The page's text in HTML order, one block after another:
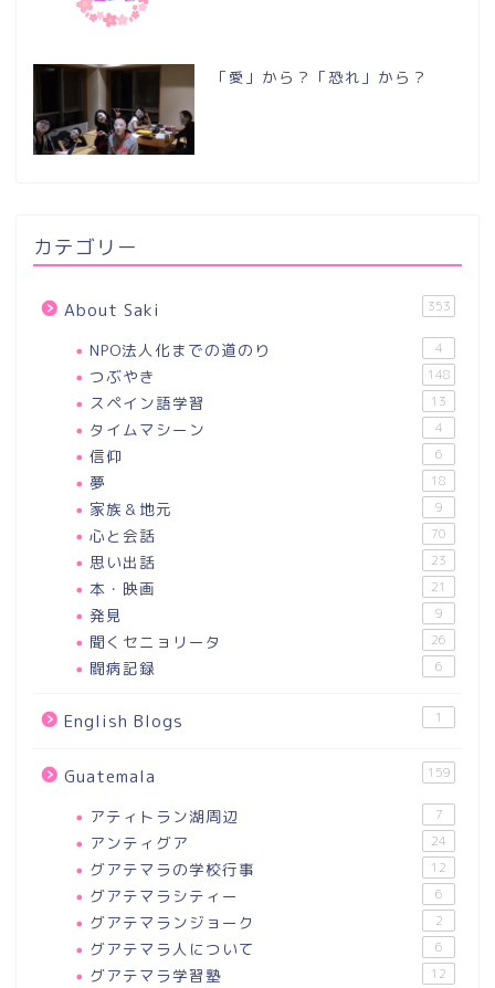
「愛」から？「恐れ」から？
カテゴリー
About Saki 353
NPO法人化までの道のり 4
つぶやき 148
スペイン語学習 13
タイムマシーン 4
信仰 6
夢 18
家族＆地元 9
心と会話 70
思い出話 23
本・映画 21
発見 9
聞くセニョリータ 26
闘病記録 6
English Blogs 1
Guatemala 159
アティトラン湖周辺 7
アンティグア 24
グアテマラの学校行事 12
グアテマラシティー 6
グアテマランジョーク 2
グアテマラ人について 6
グアテマラ学習塾 12